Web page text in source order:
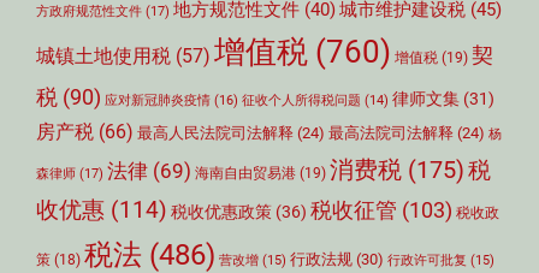
方政府规范性文件 (17) 地方规范性文件 (40)城市维护建设税 (45)
城镇土地使用税 (57) 增值税 (760) 增值税 (19) 契
税 (90) 应对新冠肺炎疫情 (16) 征收个人所得税问题 (14) 律师文集 (31)
房产税 (66) 最高人民法院司法解释 (24) 最高法院司法解释 (24) 杨
森律师 (17) 法律 (69) 海南自由贸易港 (19) 消费税 (175)税
收优惠 (114) 税收优惠政策 (36) 税收征管 (103) 税收政
策 (18) 税法 (486) 营改增 (15) 行政法规 (30) 行政许可批复 (15)